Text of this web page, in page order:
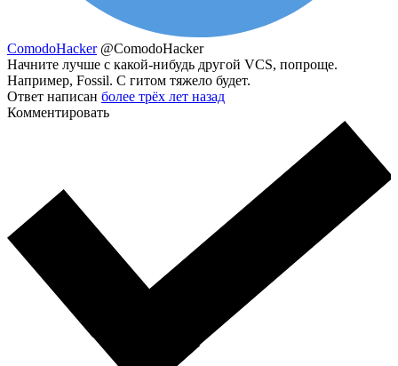
ComodoHacker @ComodoHacker
Начните лучше с какой-нибудь другой VCS, попроще.
Например, Fossil. С гитом тяжело будет.
Ответ написан более трёх лет назад
Комментировать